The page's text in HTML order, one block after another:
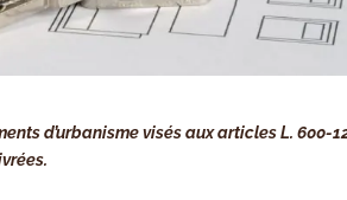
d’urbanisme visés aux articles L. 600-